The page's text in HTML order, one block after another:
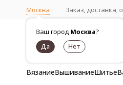
Москва
Ваш город Москва?
Заказ, доставка,
ВязаниеВышиваниеШитье